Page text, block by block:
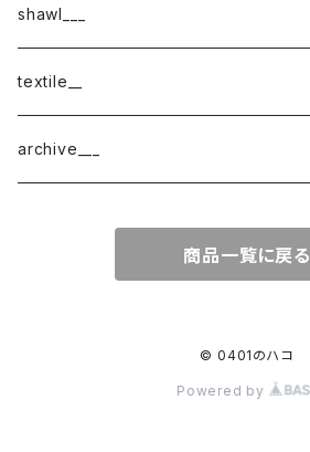
shawl___
cotton
border
cotton × wool
textile__
織物
archive___
商品一覧に戻る
© 0401のハコ
Powered by